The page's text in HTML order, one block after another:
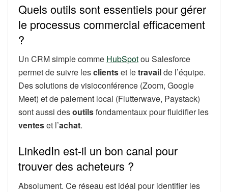
Quels outils sont essentiels pour gérer
le processus commercial efficacement
?
Un CRM simple comme HubSpotou Salesforce
permet de suivre lesclientset letravailde l’équipe.
Des solutions de visioconférence (Zoom, Google
Meet) et de paiement local (Flutterwave, Paystack)
sont aussi desoutilsfondamentaux pour fluidifier les
venteset l’achat.
LinkedIn est-il un bon canal pour
trouver des acheteurs ?
Absolument. Ce réseau est idéal pour identifier les